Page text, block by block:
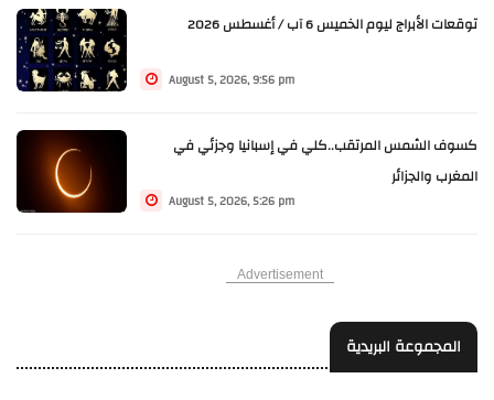
توقعات الأبراج ليوم الخميس 6 آب / أغسطس 2026
August 5, 2026, 9:56 pm
كسوف الشمس المرتقب..كلي في إسبانيا وجزئي في
المغرب والجزائر
August 5, 2026, 5:26 pm
Advertisement
المجموعة البريدية